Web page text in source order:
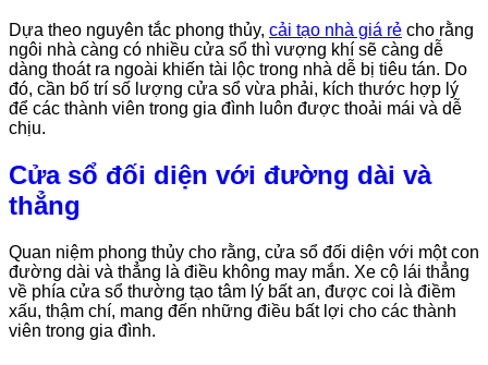
Dựa theo nguyên tắc phong thủy, cải tạo nhà giá rẻ cho rằng
ngôi nhà càng có nhiều cửa sổ thì vượng khí sẽ càng dễ
dàng thoát ra ngoài khiến tài lộc trong nhà dễ bị tiêu tán. Do
đó, cần bố trí số lượng cửa sổ vừa phải, kích thước hợp lý
để các thành viên trong gia đình luôn được thoải mái và dễ
chịu.
Cửa sổ đối diện với đường dài và
thẳng
Quan niệm phong thủy cho rằng, cửa sổ đối diện với một con
đường dài và thẳng là điều không may mắn. Xe cộ lái thẳng
về phía cửa sổ thường tạo tâm lý bất an, được coi là điềm
xấu, thậm chí, mang đến những điều bất lợi cho các thành
viên trong gia đình.